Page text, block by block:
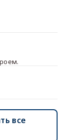
все